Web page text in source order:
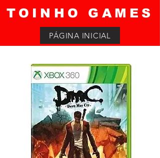
TOINHO GAMES
PÁGINA INICIAL